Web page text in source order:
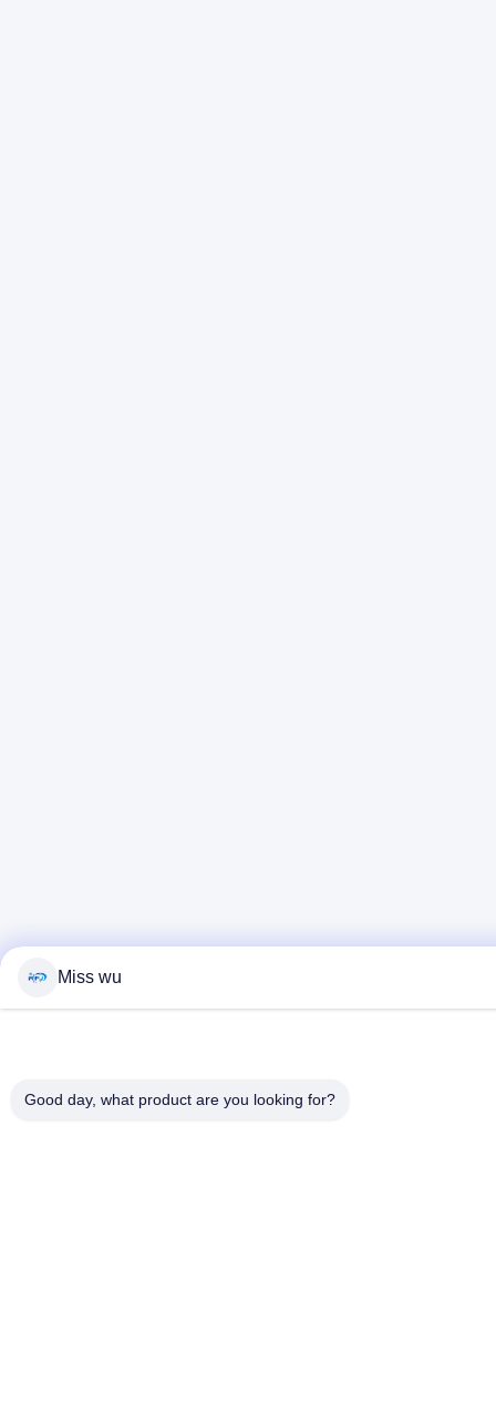
Miss wu
Good day, what product are you looking for?